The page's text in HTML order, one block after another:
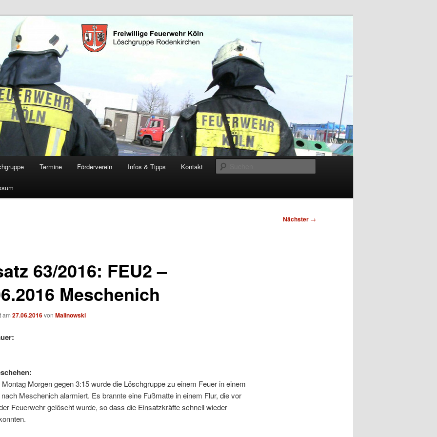
Rodenkirchen
Termine Förderverein Infos & Tipps Kontakt
Nächster →
63/2016: FEU2 –
Meschenich
am 27.06.2016von Malinowski
Morgen gegen 3:15 wurde die Löschgruppe zu einem Feuer in einem
Meschenich alarmiert. Es brannte eine Fußmatte in einem Flur, die vor
Feuerwehr gelöscht wurde, so dass die Einsatzkräfte schnell wieder